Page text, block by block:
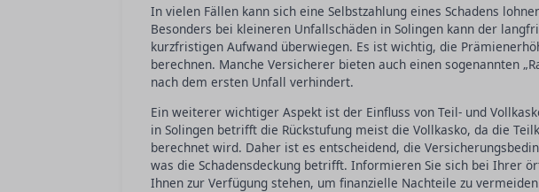
In vielen Fällen kann sich eine Selbstzahlung eines Schadens
Besonders bei kleineren Unfallschäden in Solingen kann der
kurzfristigen Aufwand überwiegen. Es ist wichtig, die
berechnen. Manche Versicherer bieten auch einen sogenannten
nach dem ersten Unfall verhindert.
Ein weiterer wichtiger Aspekt ist der Einfluss von Teil- und
in Solingen betrifft die Rückstufung meist die Vollkasko, da die
berechnet wird. Daher ist es entscheidend, die
was die Schadensdeckung betrifft. Informieren Sie sich bei Ihrer
Ihnen zur Verfügung stehen, um finanzielle Nachteile zu